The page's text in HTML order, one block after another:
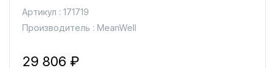
Артикул : 171719
Производитель : MeanWell
29 806 ₽